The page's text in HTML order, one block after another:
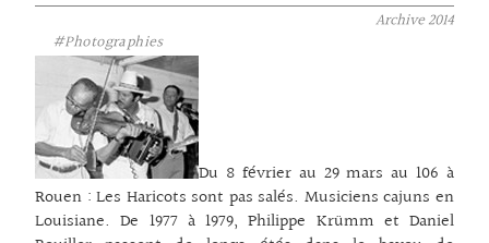
Archive2014
#Photographies
Du 8 février au 29 mars au 106 à
Rouen : Les Haricots sont pas salés. Musiciens cajuns en
Louisiane. De 1977 à 1979, Philippe Krümm et Daniel